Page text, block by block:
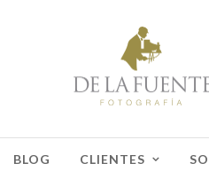
BLOG CLIENTES